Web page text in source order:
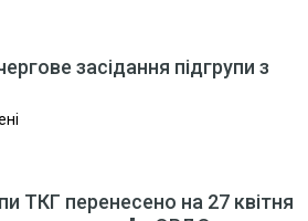
засідання підгрупи з
ТКГ перенесено на 27 квітня